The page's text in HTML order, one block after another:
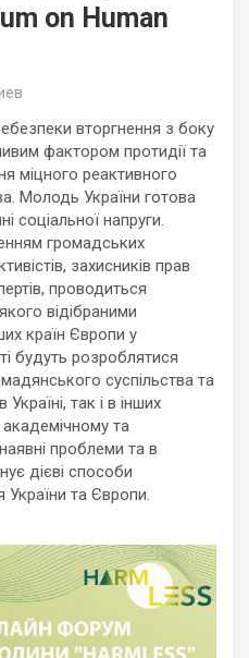
on Human
вторгнення з боку
фактором протидії та
міцного реактивного
Молодь України готова
соціальної напруги.
громадських
захисників прав
проводиться
відібраними
країн Європи у
будуть розроблятися
суспільства та
так і в інших
та
проблеми та в
дієві способи
та Європи.